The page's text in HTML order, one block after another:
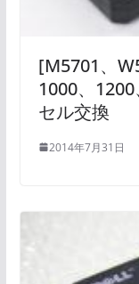
[M5701、
1000、
セル交換
2014年7月31日